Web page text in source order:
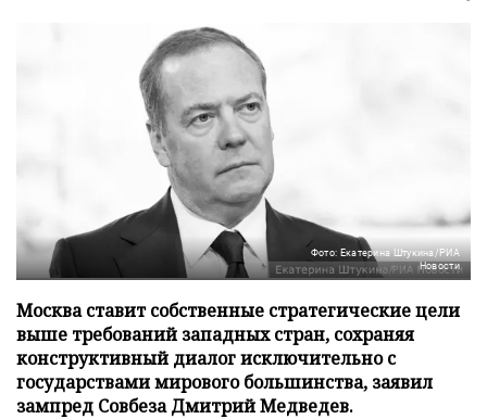
Фото: Екатерина Штукина/РИА
Новости
Москва ставит собственные стратегические цели
выше требований западных стран, сохраняя
конструктивный диалог исключительно с
государствами мирового большинства, заявил
зампред Совбеза Дмитрий Медведев.